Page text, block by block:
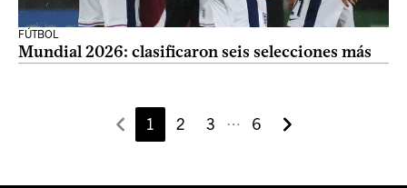
FÚTBOL
Mundial 2026: clasificaron seis selecciones más
1 2 3 ⋯ 6